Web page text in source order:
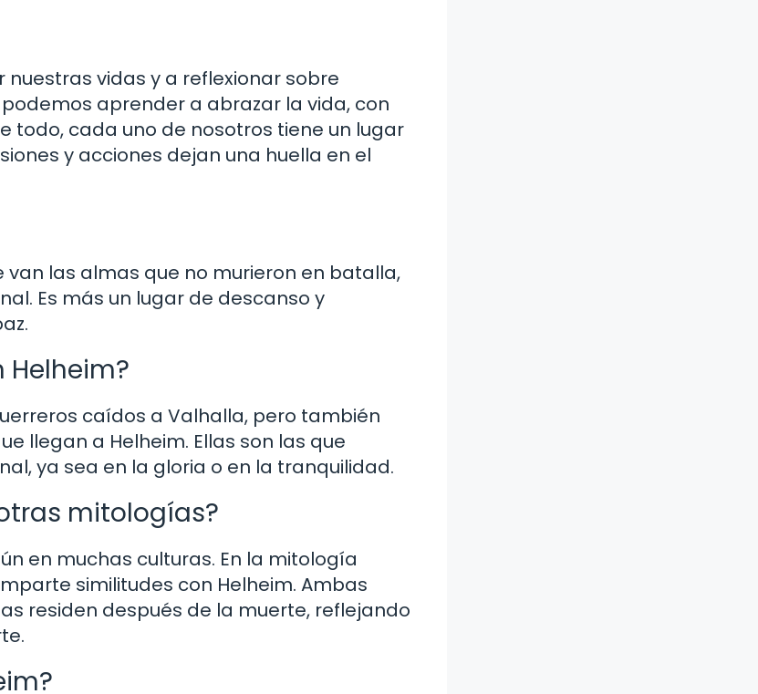
nuestras vidas y a reflexionar sobre
aprender a abrazar la vida, con
todo, cada uno de nosotros tiene un lugar
y acciones dejan una huella en el
las almas que no murieron en batalla,
Es más un lugar de descanso y
Helheim?
caídos a Valhalla, pero también
llegan a Helheim. Ellas son las que
ya sea en la gloria o en la tranquilidad.
mitologías?
en muchas culturas. En la mitología
similitudes con Helheim. Ambas
residen después de la muerte, reflejando